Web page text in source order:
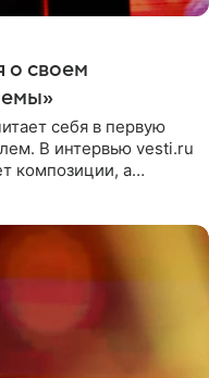
о своем
себя в первую
В интервью vesti.ru
композиции, а